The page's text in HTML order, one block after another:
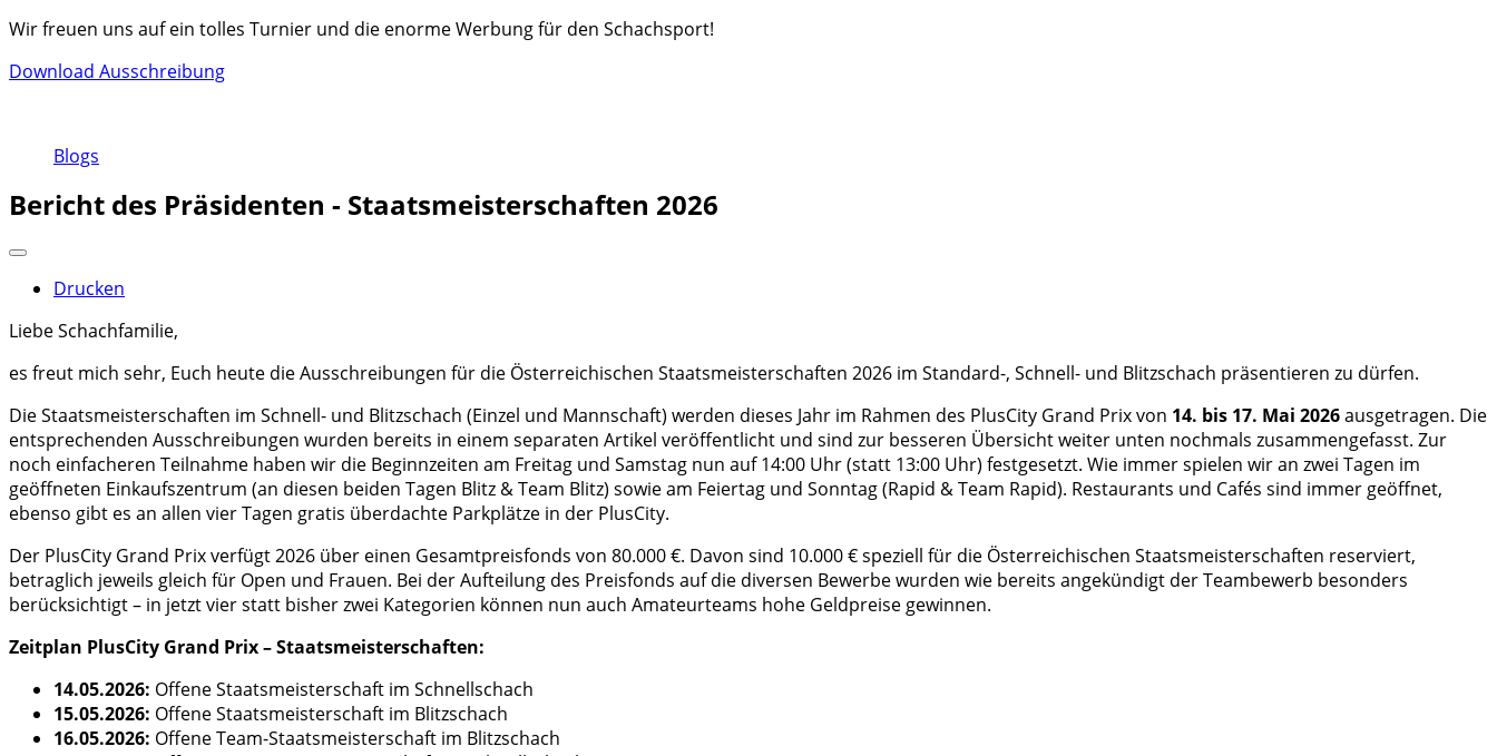
Wir freuen uns auf ein tolles Turnier und die enorme Werbung für den Schachsport!
Download Ausschreibung
Blogs
Bericht des Präsidenten - Staatsmeisterschaften 2026
Drucken
Liebe Schachfamilie,
es freut mich sehr, Euch heute die Ausschreibungen für die Österreichischen Staatsmeisterschaften 2026 im Standard-, Schnell- und Blitzschach präsentieren zu dürfen.
Die Staatsmeisterschaften im Schnell- und Blitzschach (Einzel und Mannschaft) werden dieses Jahr im Rahmen des PlusCity Grand Prix von 14. bis 17. Mai 2026ausgetragen. Die
entsprechenden Ausschreibungen wurden bereits in einem separaten Artikel veröffentlicht und sind zur besseren Übersicht weiter unten nochmals zusammengefasst. Zur
noch einfacheren Teilnahme haben wir die Beginnzeiten am Freitag und Samstag nun auf 14:00 Uhr (statt 13:00 Uhr) festgesetzt. Wie immer spielen wir an zwei Tagen im
geöffneten Einkaufszentrum (an diesen beiden Tagen Blitz & Team Blitz) sowie am Feiertag und Sonntag (Rapid & Team Rapid). Restaurants und Cafés sind immer geöffnet,
ebenso gibt es an allen vier Tagen gratis überdachte Parkplätze in der PlusCity.
Der PlusCity Grand Prix verfügt 2026 über einen Gesamtpreisfonds von 80.000 €. Davon sind 10.000 € speziell für die Österreichischen Staatsmeisterschaften reserviert,
betraglich jeweils gleich für Open und Frauen. Bei der Aufteilung des Preisfonds auf die diversen Bewerbe wurden wie bereits angekündigt der Teambewerb besonders
berücksichtigt – in jetzt vier statt bisher zwei Kategorien können nun auch Amateurteams hohe Geldpreise gewinnen.
Zeitplan PlusCity Grand Prix – Staatsmeisterschaften:
14.05.2026: Offene Staatsmeisterschaft im Schnellschach
15.05.2026: Offene Staatsmeisterschaft im Blitzschach
16.05.2026: Offene Team-Staatsmeisterschaft im Blitzschach